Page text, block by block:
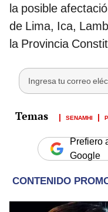
la posible
de Lima, Ica,
la Provincia
SENAMHI
Prefiero
Google